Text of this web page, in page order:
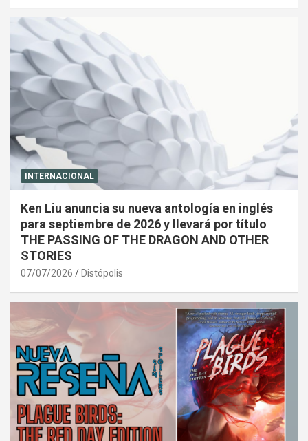
INTERNACIONAL
Ken Liu anuncia su nueva antología en inglés
para septiembre de 2026 y llevará por título
THE PASSING OF THE DRAGON AND OTHER
STORIES
07/07/2026 Distópolis